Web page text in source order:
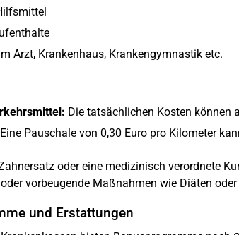
Arzt, Krankenhaus, Krankengymnastik etc.
Die tatsächlichen Kosten können
Eine Pauschale von 0,30 Euro pro Kilometer
oder eine medizinisch verordnete
vorbeugende Maßnahmen wie Diäten
und Erstattungen